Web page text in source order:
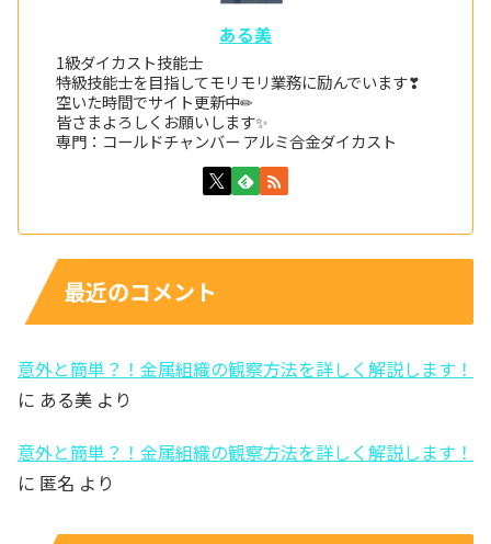
ある美
1級ダイカスト技能士
特級技能士を目指してモリモリ業務に励んでいます❣
空いた時間でサイト更新中✏
皆さまよろしくお願いします✨
専門：コールドチャンバー アルミ合金ダイカスト
最近のコメント
意外と簡単？！金属組織の観察方法を詳しく解説します！
に ある美 より
意外と簡単？！金属組織の観察方法を詳しく解説します！
に 匿名 より